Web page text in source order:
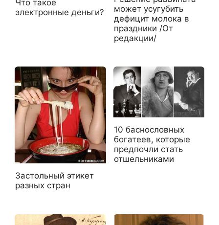
Что такое
электронные деньги?
может усугубить
дефицит молока в
праздники /От
редакции/
Застольный этикет
разных стран
10 баснословных
богатеев, которые
предпочли стать
отшельниками